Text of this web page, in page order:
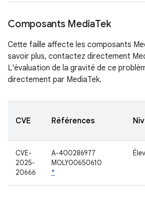
Composants MediaTek
Cette faille affecte les composants
savoir plus, contactez directement
L'évaluation de la gravité de ce
directement par MediaTek.
CVE Références
CVE-
2025-
20666
A-400286977
MOLY00650610
*